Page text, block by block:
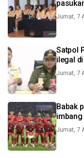
Jumat, 7
Satpol
ilegal
Jumat, 7
Babak
Jumat, 7